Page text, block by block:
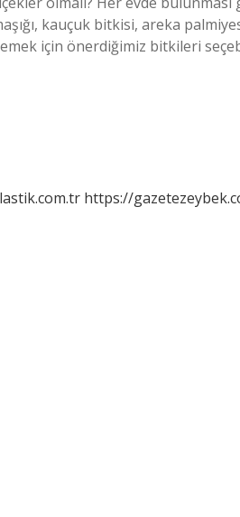
kauçuk bitkisi, areka
için önerdiğimiz bitkileri
https://